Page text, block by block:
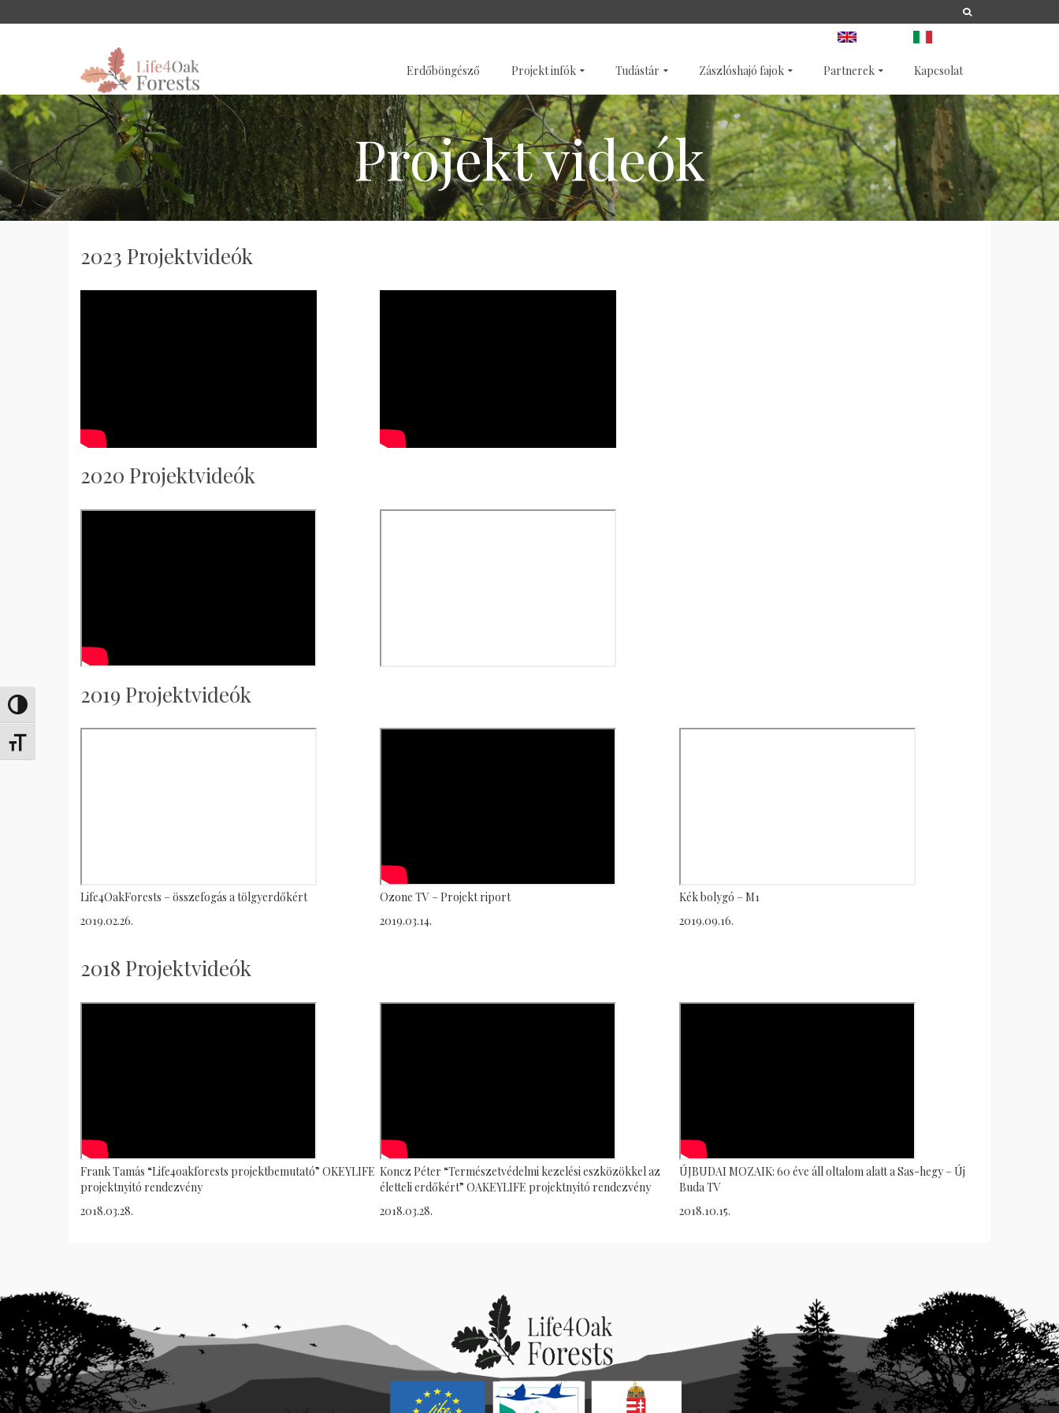
Toggle High Contrast
Toggle Font size
Erdőböngésző Projekt infók Tudástár Zászlóshajó fajok Partnerek Kapcsolat
Projekt videók
2023 Projektvideók
2020 Projektvideók
2019 Projektvideók
Life4OakForests – összefogás a tölgyerdőkért
2019.02.26.
Ozone TV – Projekt riport
2019.03.14.
Kék bolygó – M1
2019.09.16.
2018 Projektvideók
Frank Tamás “Life4oakforests projektbemutató” OKEYLIFE
projektnyitó rendezvény
2018.03.28.
Koncz Péter “Természetvédelmi kezelési eszközökkel az
életteli erdőkért” OAKEYLIFE projektnyitó rendezvény
2018.03.28.
ÚJBUDAI MOZAIK: 60 éve áll oltalom alatt a Sas-hegy – Új
Buda TV
2018.10.15.